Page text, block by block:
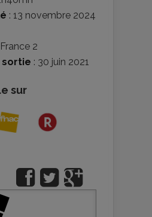
: 13 novembre 2024
2
sortie : 30 juin 2021
sur